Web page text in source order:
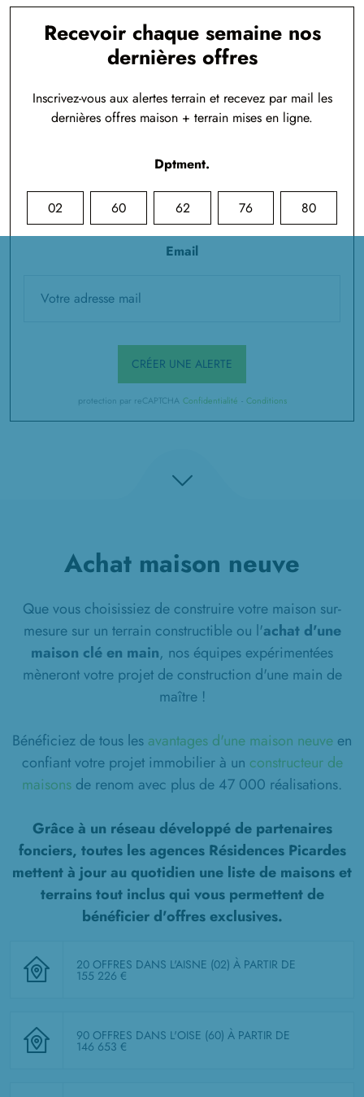
Recevoir chaque semaine nos
dernières offres
Inscrivez-vous aux alertes terrain et recevez par mail les
dernières offres maison + terrain mises en ligne.
Dptment.
02 60 62 76 80
Email
CRÉER UNE ALERTE
protection par reCAPTCHA Confidentialité - Conditions
Achat maison neuve
Que vous choisissiez de construire votre maison sur-
mesure sur un terrain constructible ou l'achat d'une
maison clé en main, nos équipes expérimentées
mèneront votre projet de construction d'une main de
maître !
Bénéficiez de tous les avantages d'une maison neuve en
confiant votre projet immobilier à un constructeur de
maisons de renom avec plus de 47 000 réalisations.
Grâce à un réseau développé de partenaires
fonciers, toutes les agences Résidences Picardes
mettent à jour au quotidien une liste de maisons et
terrains tout inclusqui vous permettent de
bénéficier d'offres exclusives.
20 OFFRES DANS L'AISNE (02) À PARTIR DE
155 226 €
90 OFFRES DANS L'OISE (60) À PARTIR DE
146 653 €